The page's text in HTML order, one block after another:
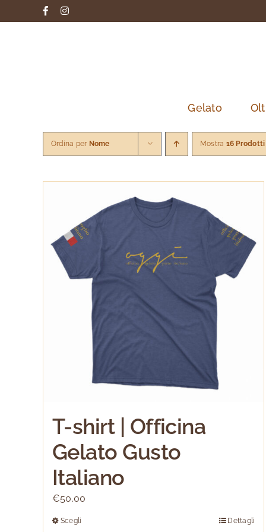
al
FacebookInstagram
Gelato
Ordina per Nome Mostra 16 Prodotti
T-shirt | Officina
Gelato Gusto
Italiano
€50.00
Scegli Dettagli